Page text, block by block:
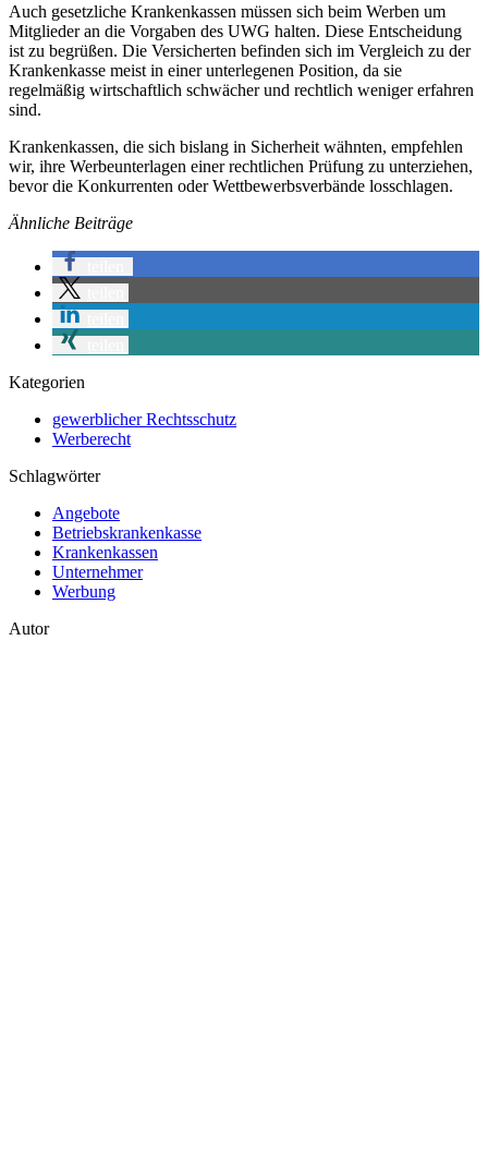
Auch gesetzliche Krankenkassen müssen sich beim Werben um
Mitglieder an die Vorgaben des UWG halten. Diese Entscheidung
ist zu begrüßen. Die Versicherten befinden sich im Vergleich zu der
Krankenkasse meist in einer unterlegenen Position, da sie
regelmäßig wirtschaftlich schwächer und rechtlich weniger erfahren
sind.
Krankenkassen, die sich bislang in Sicherheit wähnten, empfehlen
wir, ihre Werbeunterlagen einer rechtlichen Prüfung zu unterziehen,
bevor die Konkurrenten oder Wettbewerbsverbände losschlagen.
Ähnliche Beiträge
Kategorien
gewerblicher Rechtsschutz
Werberecht
Schlagwörter
Angebote
Betriebskrankenkasse
Krankenkassen
Unternehmer
Werbung
Autor